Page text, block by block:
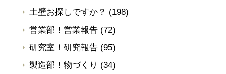
土壁お探しですか？ (198)
営業部！営業報告 (72)
研究室！研究報告 (95)
製造部！物づくり (34)